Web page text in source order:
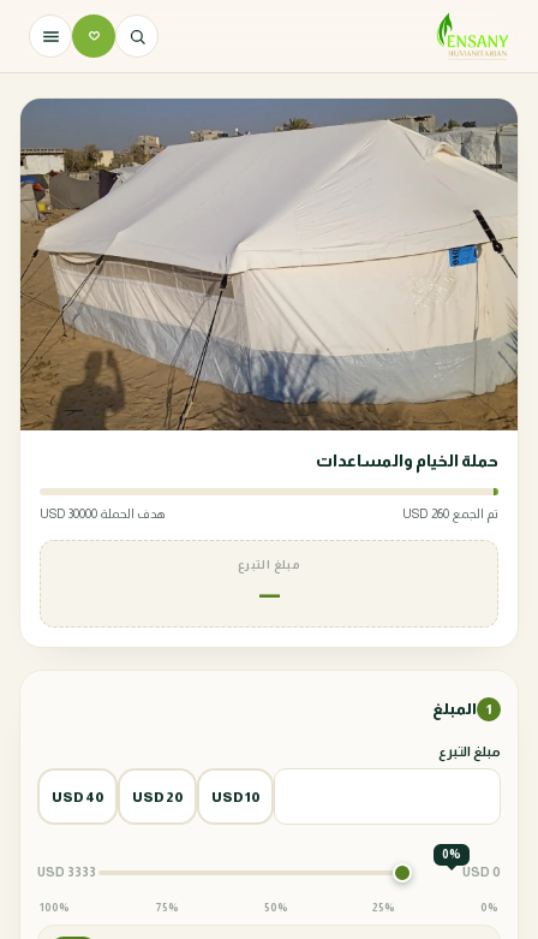
1 المبلغ
مبلغ التبرع
10 USD
20 USD
40 USD
0 USD
0%
3333 USD
0%
25%
50%
75%
100%
حملة الخيام والمساعدات
تم الجمع 260 USD هدف الحملة 30000 USD
مبلغ التبرع
—